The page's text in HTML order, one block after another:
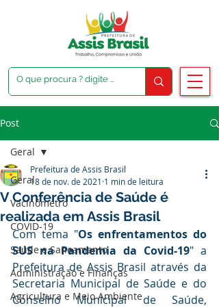
Post
Geral
Vacinômetro
COVID-19
Saúde e Saneamento
Administração e Finanças
Agricultura e Meio Ambiente
Geral
V Conferência de Saúde é
realizada em Assis Brasil
Prefeitura de Assis Brasil
18 de nov. de 2021 1 min de leitura
Com tema "Os enfrentamentos do
SUS na Pandemia da Covid-19" a
Prefeitura de Assis Brasil através da
Secretaria Municipal de Saúde e do
Conselho Municipal de Saúde,